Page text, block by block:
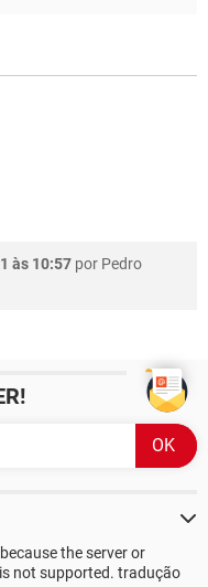
às 10:57 por Pedro
the server or
not supported. tradução